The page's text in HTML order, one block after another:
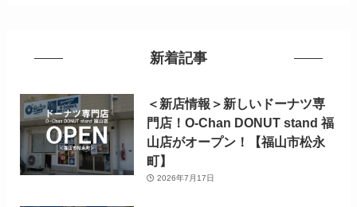
新着記事
＜新店情報＞新しいドーナツ専
門店！O-Chan DONUT stand 福
山店がオープン！【福山市松永
町】
2026年7月17日